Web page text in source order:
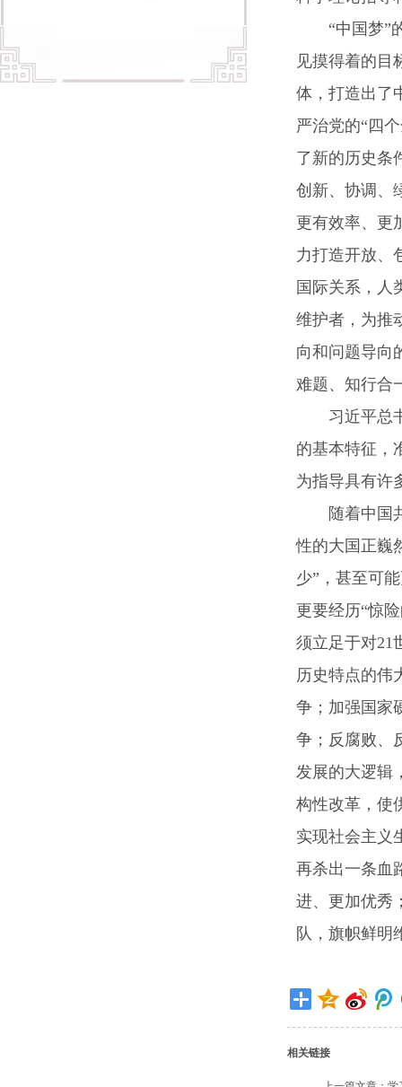
“中国梦”的
见摸得着的目
体，打造出了
严治党的“四
了新的历史条
创新、协调、
更有效率、更
力打造开放、
国际关系，人
维护者，为推
向和问题导向
难题、知行合
习近平总书
的基本特征，
为指导具有许
随着中国共
性的大国正巍
少”，甚至可
更要经历“惊
须立足于对21
历史特点的伟
争；加强国家
争；反腐败、
发展的大逻辑
构性改革，使
实现社会主义
再杀出一条血
进、更加优秀
队，旗帜鲜明
相关链接